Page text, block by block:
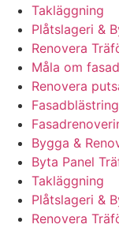
Takläggning
Plåtslageri &
Renovera
Måla om fasad
Renovera
Bygga &
Byta Panel
Takläggning
Plåtslageri &
Renovera